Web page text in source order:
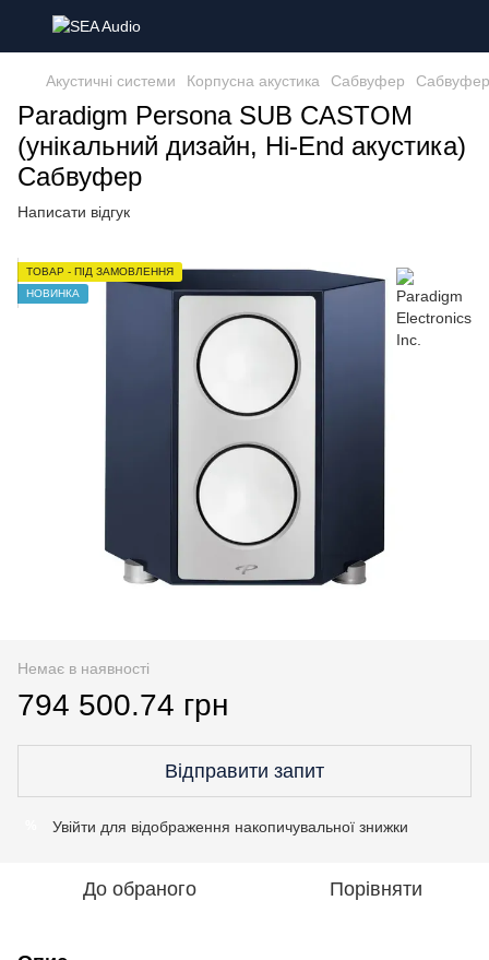
Акустичні системи Корпусна акустика Сабвуфер
Paradigm Persona SUB CASTOM
(унікальний дизайн, Hi-End акустика)
Сабвуфер
Написати відгук
ТОВАР - ПІД ЗАМОВЛЕННЯ
НОВИНКА
Немає в наявності
794 500.74 грн
Відправити запит
Увійти для відображення накопичувальної знижки
До обраного Порівняти